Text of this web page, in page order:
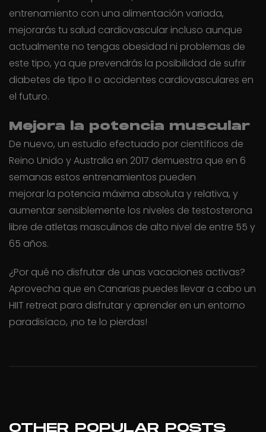
entrenamiento con una alimentación variada,
mejorarás tu salud cardiovascular incluso aunque
actualmente no tengas obesidad ni problemas de
este tipo, ya que prevendrás la posibilidad de sufrir
diabetes de tipo II o accidentes cardiovasculares en
el futuro.
Mejora la potencia muscular
De nuevo, un estudio efectuado por científicos de
Reino Unido y Australia en 2017 demuestra que en 6
semanas estos entrenamientos pueden
mejorar la potencia máxima absoluta y relativa, y
aumentar sensiblemente los niveles de testosterona
libre de atletas masculinos de alto nivel de entre 55 y
65 años.
¿Por qué no disfrutar de unas vacaciones activas?
Aprovecha que en Canarias puedes llevar a cabo un
HIIT retreat para disfrutar y aprender en un entorno
paradisíaco, ¡no te lo pierdas!
OTHER POPULAR POSTS